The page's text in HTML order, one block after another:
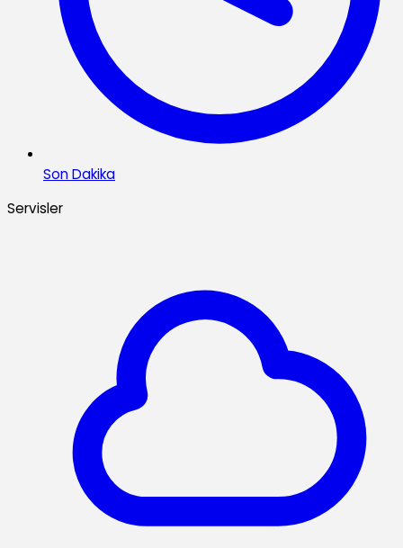
Son Dakika
Servisler